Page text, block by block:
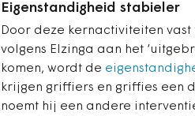
Eigenstandigheid stabieler
Door deze kernactiviteiten
volgens Elzinga aan het
komen, wordt de
krijgen griffiers en griffies een
noemt hij een andere